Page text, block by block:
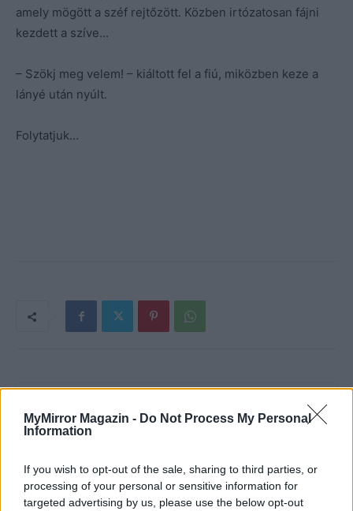
MyMirror Magazin - Do Not Process My Personal
Information
If you wish to opt-out of the sale, sharing to third parties, or
processing of your personal or sensitive information for
targeted advertising by us, please use the below opt-out
amely mögött a széf rejtőzött. Közben irtózatosan fájni
kezdett a szíve…
– Szökj meg velem! – kiáltott fel a fiú, miközben keze a
lányé után nyúlt.
Folytatjuk…